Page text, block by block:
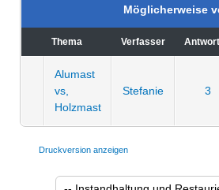
Möglicherweise
Thema Verfasser
Alumast
vs,
Holzmast
Stefanie 3
Druckversion anzeigen